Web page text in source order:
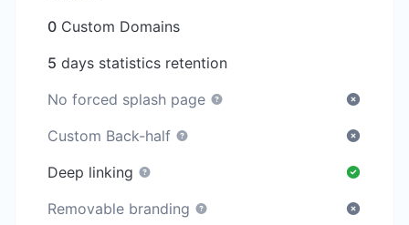
0 Custom Domains
5 days statistics retention
No forced splash page
Custom Back-half
Deep linking
Removable branding